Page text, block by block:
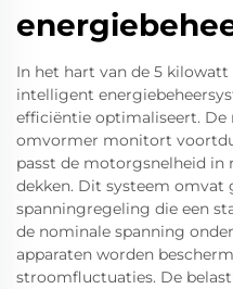
In het hart van de 5
intelligent
efficiëntie optimaliseert.
omvormer monitort
passt de motorgsnelheid in
dekken. Dit systeem omvat
spanningregeling die een
de nominale spanning
apparaten worden
stroomfluctuaties. De